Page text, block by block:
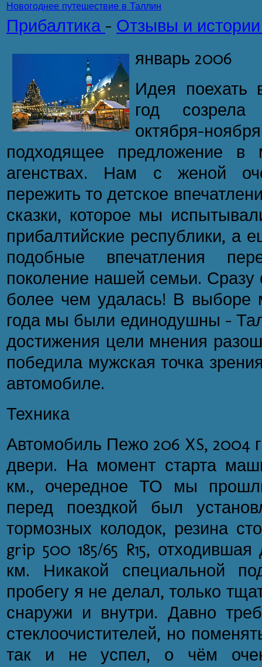
Новогоднее путешествие в Таллин
Прибалтика - Отзывы и истории
январь 2006
Идея
год
октября-
подходящее предложение в
агенствах. Нам с женой
пережить то детское
сказки, которое мы
прибалтийские республики, а
подобные впечатления
поколение нашей семьи. Сразу
более чем удалась! В выборе
года мы были единодушны -
достижения цели мнения
победила мужская точка
автомобиле.
Техника
Автомобиль Пежо 206 XS, 2004
двери. На момент старта
км., очередное ТО мы
перед поездкой был
тормозных колодок, резина
grip 500 185/65 R15,
км. Никакой специальной
пробегу я не делал, только
снаружи и внутри. Давно
стеклоочистителей, но
так и не успел, о чём